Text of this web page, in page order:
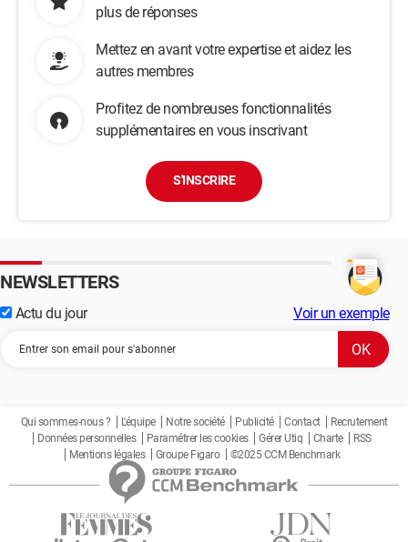
plus de réponses
Mettez en avant votre expertise et aidez les
autres membres
Profitez de nombreuses fonctionnalités
supplémentaires en vous inscrivant
S'INSCRIRE
NEWSLETTERS
Actu du jour Voir un exemple
Qui sommes-nous ? L'équipe Notre société Publicité Contact
Recrutement
Données personnelles
Paramétrer les cookies Gérer Utiq Charte
RSS
Mentions légales
Groupe Figaro ©2025 CCM Benchmark